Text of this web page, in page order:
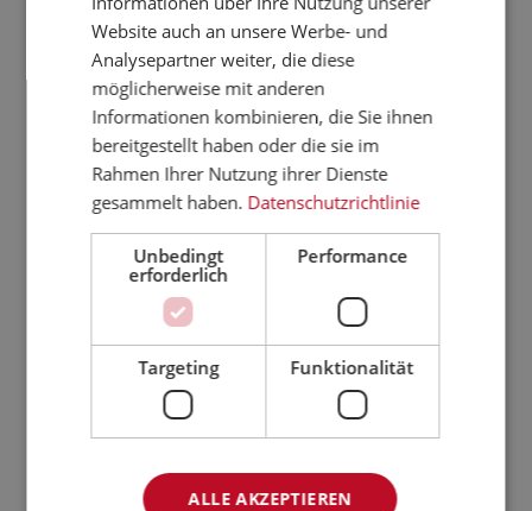
2020
Oktober
Februar
2019
November
Juni
Februar
2018
November
August
Januar
September
2016
Dezember
Oktober
Dezember
September
Website auch an unsere Werbe- und
Analysepartner weiter, die diese
möglicherweise mit anderen
Informationen kombinieren, die Sie ihnen
bereitgestellt haben oder die sie im
Rahmen Ihrer Nutzung ihrer Dienste
gesammelt haben. Datenschutzrichtlinie
Unbedingt
erforderlich
Performance
Targeting Funktionalität
ALLE AKZEPTIEREN